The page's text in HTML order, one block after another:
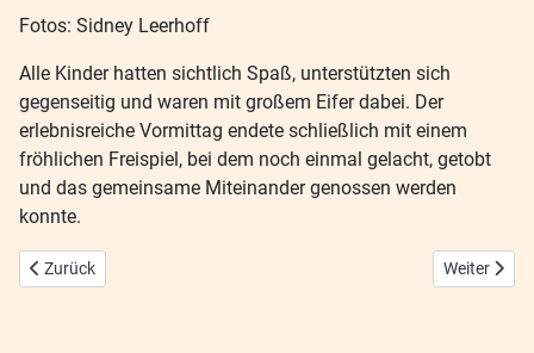
Fotos: Sidney Leerhoff
Alle Kinder hatten sichtlich Spaß, unterstützten sich
gegenseitig und waren mit großem Eifer dabei. Der
erlebnisreiche Vormittag endete schließlich mit einem
fröhlichen Freispiel, bei dem noch einmal gelacht, getobt
und das gemeinsame Miteinander genossen werden
konnte.
Vorheriger Beitrag: Vernissage Auschwitz
Zurück Nächster
Weiter